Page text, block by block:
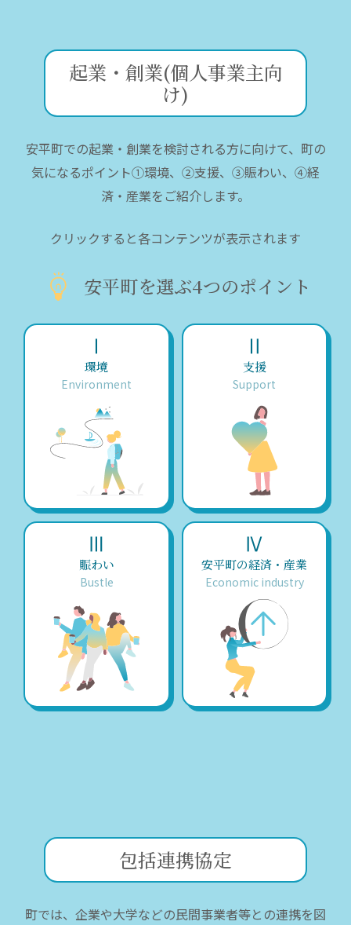
起業・創業(個人事業主向
け)
安平町での起業・創業を検討される方に向けて、町の
気になるポイント①環境、②支援、③賑わい、④経
済・産業をご紹介します。
クリックすると各コンテンツが表示されます
安平町を選ぶ4つのポイント
Ⅰ
環境
Environment
Ⅱ
支援
Support
Ⅲ
賑わい
Bustle
Ⅳ
安平町の経済・産業
Economic industry
包括連携協定
町では、企業や大学などの民間事業者等との連携を図